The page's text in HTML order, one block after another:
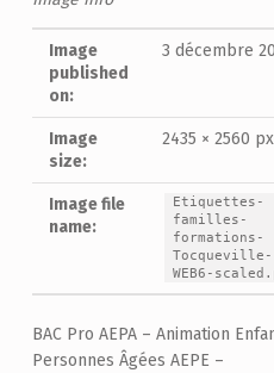
Image
published
on:
3 décembre
Image
size:
2435 × 2560 px
Image file
name:
Etiquettes-
familles-
formations-
Tocqueville-
WEB6-
BAC Pro AEPA – Animation
Personnes Âgées AEPE –